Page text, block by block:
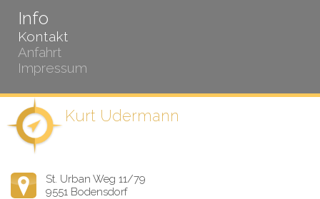
Info
Kontakt
Anfahrt
Impressum
Kurt Udermann
St. Urban Weg 11/79
9551 Bodensdorf